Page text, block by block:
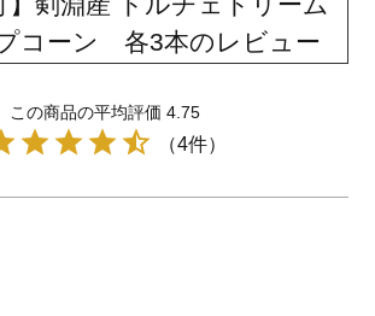
コーン 各3本のレビュー
この商品の平均評価 4.75
（4件）